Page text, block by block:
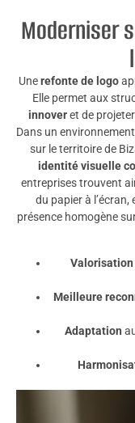
Moderniser
Unerefonte de logo
Elle permet aux
innoveret de
Dans un
sur le territoire de
identité visuelle
entreprises trouvent
du papier à
présence homogène
Valorisation
Meilleure
Adaptation